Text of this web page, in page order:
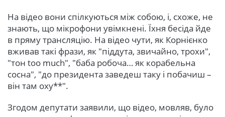
На відео вони спілкуються між собою, і, схоже, не
знають, що мікрофони увімкнені. Їхня бесіда йде
в пряму трансляцію. На відео чути, як Корнієнко
вживав такі фрази, як "піддута, звичайно, трохи",
"тон too much", "баба робоча… як корабельна
сосна", "до президента заведеш таку і побачиш –
він там оху**".
Згодом депутати заявили, що відео, мовляв, було